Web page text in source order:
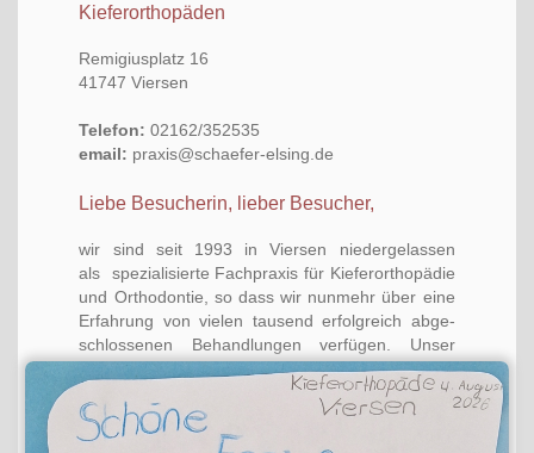
Kieferorthopäden
Remi­gi­u­s­platz 16
41747 Viersen
Tele­fon: 02162/352535
email: praxis@schaefer-elsing.de
Lie­be Besu­che­rin, lie­ber Besucher,
wir sind seit 1993 in Vier­sen nie­der­ge­las­sen
als spe­zia­li­sier­te Fach­pra­xis für Kie­fer­or­tho­pä­die
und Orth­odon­tie, so dass wir nun­mehr über eine
Erfah­rung von vie­len tau­send erfolg­reich abge­
schlos­se­nen Behand­lun­gen ver­fü­gen. Unser
Behand­lungs­spek­trum umfasst alle fach­lich aner­
kann­ten Metho­den zur Vor­beu­gung und The­ra­pie
von Gebiss- und Kie­fer­fehl­stel­lun­gen bei Erwach­
se­nen, Jugend­li­chen und Kindern.